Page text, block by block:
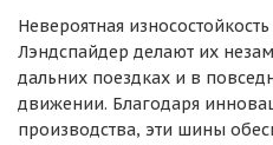
Невероятная
Лэндспайдер делают их
дальних поездках и в
движении. Благодаря
производства, эти шины